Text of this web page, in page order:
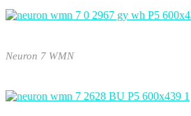
Neuron 7 WMN